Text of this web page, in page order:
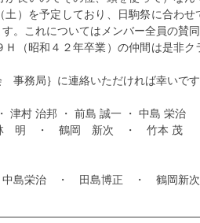
）を予定しており、日駒祭に合わ
。これについてはメンバー全員の賛
（昭和４２年卒業）の仲間は是非
事務局｝に連絡いただければ幸いです
津村 治邦 ・ 前島 誠一 ・ 中島 栄治
岡　新次　・　竹本 茂
島栄治　・　田島博正　・　鶴岡新次